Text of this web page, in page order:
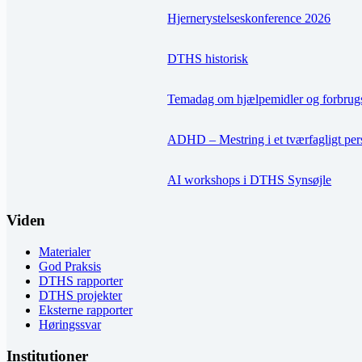
Hjernerystelseskonference 2026
DTHS historisk
Temadag om hjælpemidler og
ADHD – Mestring i et tværfagligt
AI workshops i DTHS Synsøjle
Viden
Materialer
God Praksis
DTHS rapporter
DTHS projekter
Eksterne rapporter
Høringssvar
Institutioner